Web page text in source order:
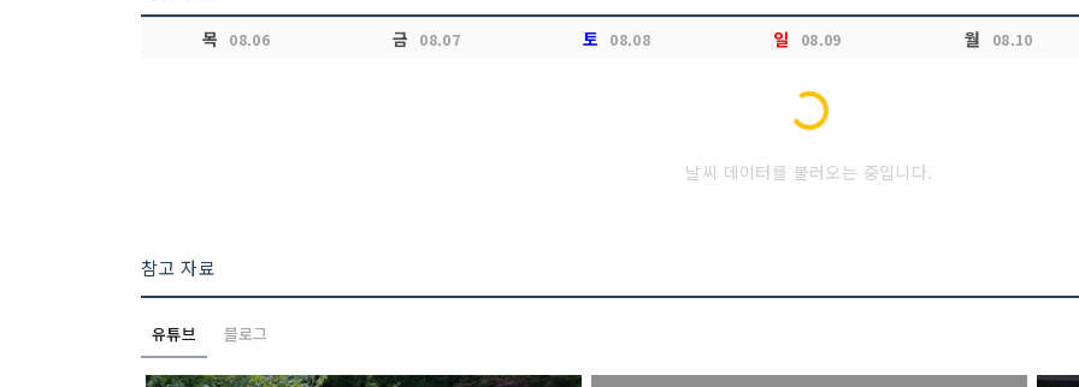
목 08.06 금 08.07 토 08.08 일 08.09 월 08.10
Loading...
날씨 데이터를 불러오는 중입니다.
참고 자료
유튜브 블로그